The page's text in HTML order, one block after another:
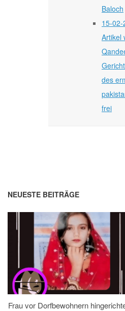
Baloch
15-
Artikel
des
frei
NEUESTE BEITRÄGE
Frau vor Dorfbewohnern